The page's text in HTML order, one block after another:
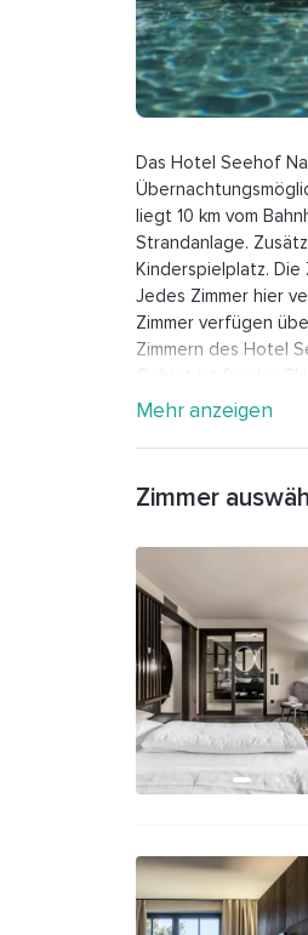
Das Hotel Seehof
liegt 10 km vom
Strandanlage.
Kinderspielplatz.
Jedes Zimmer hier
Zimmer verfügen
Zimmern des Hotel
Gebiet ist für das
Hotel. 12 km von
Flughafen.
Mehr anzeigen
Zimmer